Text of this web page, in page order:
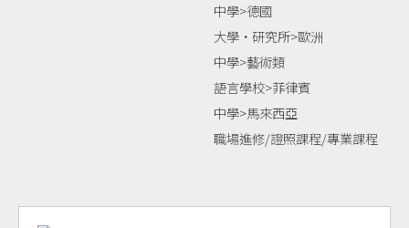
中學>德國
大學‧研究所>歐洲
中學>藝術類
語言學校>菲律賓
中學>馬來西亞
職場進修/證照課程/專業課程